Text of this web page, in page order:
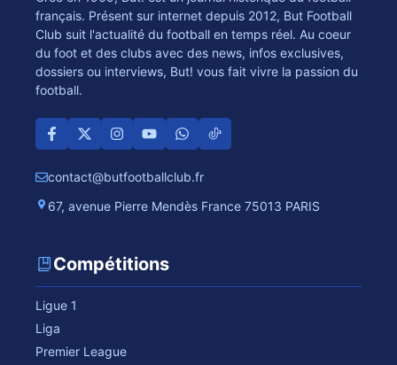
français. Présent sur internet depuis 2012, But Football
Club suit l'actualité du football en temps réel. Au coeur
du foot et des clubs avec des news, infos exclusives,
dossiers ou interviews, But! vous fait vivre la passion du
football.
contact@butfootballclub.fr
67, avenue Pierre Mendès France 75013 PARIS
Compétitions
Ligue 1
Liga
Premier League